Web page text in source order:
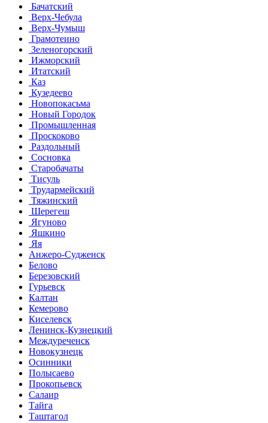
Бачатский
Верх-Чебула
Верх-Чумыш
Грамотеино
Зеленогорский
Ижморский
Итатский
Каз
Кузедеево
Новопокасьма
Новый Городок
Промышленная
Проскоково
Раздольный
Сосновка
Старобачаты
Тисуль
Трудармейский
Тяжинский
Шерегеш
Ягуново
Яшкино
Яя
Анжеро-Судженск
Белово
Березовский
Гурьевск
Калтан
Кемерово
Киселевск
Ленинск-Кузнецкий
Междуреченск
Новокузнецк
Осинники
Полысаево
Прокопьевск
Салаир
Тайга
Таштагол